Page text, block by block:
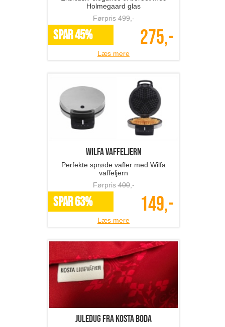
Holmegaard glas
Førpris499,-
SPAR 45% 275,-
Læs mere
Wilfa vaffeljern
Perfekte sprøde vafler med Wilfa
vaffeljern
Førpris400,-
SPAR 63% 149,-
Læs mere
Juledug fra Kosta Boda